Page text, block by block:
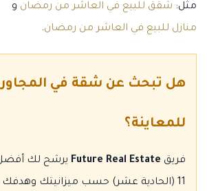
مثل: شقق للبيع في العاشر من رمضان و
منازل للبيع في العاشر من رمضان.
للمعاينة؟
فريق Future Real Estate يرشح لك
11 (الحادية عشر) حسب ميزانيتك